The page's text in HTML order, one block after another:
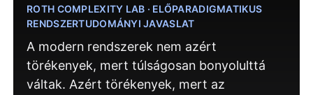
ROTH COMPLEXITY LAB · ELŐPARADIGMATIKUS
RENDSZERTUDOMÁNYI JAVASLAT
A modern rendszerek nem azért
törékenyek, mert túlságosan bonyolulttá
váltak. Azért törékenyek, mert az